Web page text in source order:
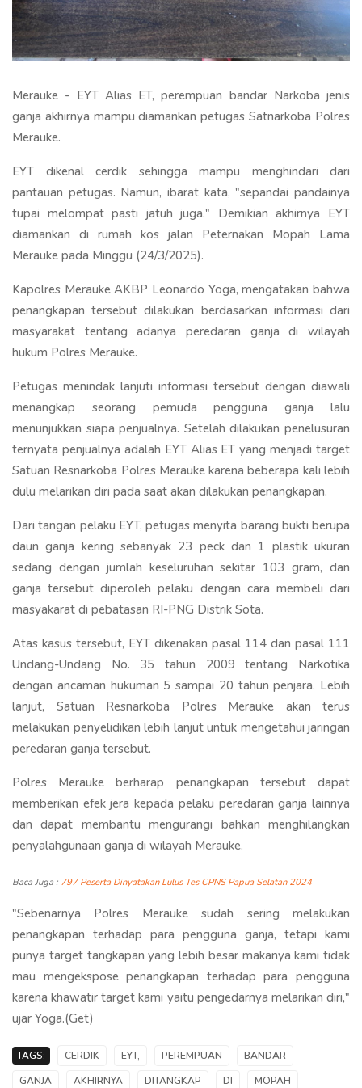
Merauke - EYT Alias ET, perempuan bandar Narkoba jenis
ganja akhirnya mampu diamankan petugas Satnarkoba Polres
Merauke.
EYT dikenal cerdik sehingga mampu menghindari dari
pantauan petugas. Namun, ibarat kata, "sepandai pandainya
tupai melompat pasti jatuh juga." Demikian akhirnya EYT
diamankan di rumah kos jalan Peternakan Mopah Lama
Merauke pada Minggu (24/3/2025).
Kapolres Merauke AKBP Leonardo Yoga, mengatakan bahwa
penangkapan tersebut dilakukan berdasarkan informasi dari
masyarakat tentang adanya peredaran ganja di wilayah
hukum Polres Merauke.
Petugas menindak lanjuti informasi tersebut dengan diawali
menangkap seorang pemuda pengguna ganja lalu
menunjukkan siapa penjualnya. Setelah dilakukan penelusuran
ternyata penjualnya adalah EYT Alias ET yang menjadi target
Satuan Resnarkoba Polres Merauke karena beberapa kali lebih
dulu melarikan diri pada saat akan dilakukan penangkapan.
Dari tangan pelaku EYT, petugas menyita barang bukti berupa
daun ganja kering sebanyak 23 peck dan 1 plastik ukuran
sedang dengan jumlah keseluruhan sekitar 103 gram, dan
ganja tersebut diperoleh pelaku dengan cara membeli dari
masyakarat di pebatasan RI-PNG Distrik Sota.
Atas kasus tersebut, EYT dikenakan pasal 114 dan pasal 111
Undang-Undang No. 35 tahun 2009 tentang Narkotika
dengan ancaman hukuman 5 sampai 20 tahun penjara. Lebih
lanjut, Satuan Resnarkoba Polres Merauke akan terus
melakukan penyelidikan lebih lanjut untuk mengetahui jaringan
peredaran ganja tersebut.
Polres Merauke berharap penangkapan tersebut dapat
memberikan efek jera kepada pelaku peredaran ganja lainnya
dan dapat membantu mengurangi bahkan menghilangkan
penyalahgunaan ganja di wilayah Merauke.
Baca Juga : 797 Peserta Dinyatakan Lulus Tes CPNS Papua Selatan 2024
"Sebenarnya Polres Merauke sudah sering melakukan
penangkapan terhadap para pengguna ganja, tetapi kami
punya target tangkapan yang lebih besar makanya kami tidak
mau mengekspose penangkapan terhadap para pengguna
karena khawatir target kami yaitu pengedarnya melarikan diri,"
ujar Yoga.(Get)
TAGS: CERDIK EYT, PEREMPUAN
BANDAR
GANJA
AKHIRNYA DITANGKAP DI
MOPAH